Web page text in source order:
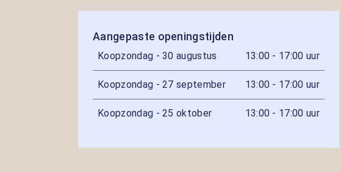
Aangepaste openingstijden
Koopzondag - 30 augustus 13:00 - 17:00 uur
Koopzondag - 27 september 13:00 - 17:00 uur
Koopzondag - 25 oktober 13:00 - 17:00 uur